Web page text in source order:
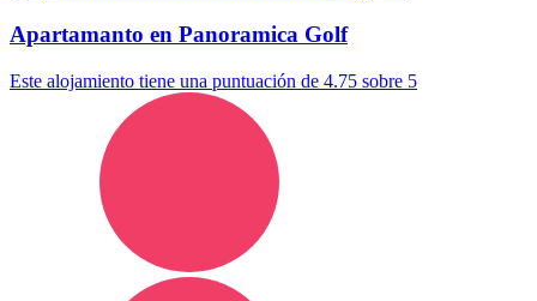
Apartamanto en Panoramica Golf
Este alojamiento tiene una puntuación de 4.75 sobre 5